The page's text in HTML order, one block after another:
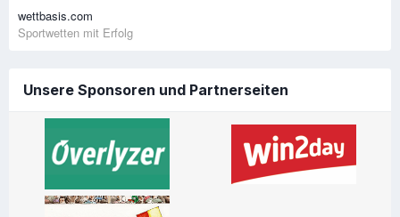
wettbasis.com
Sportwetten mit Erfolg
Unsere Sponsoren und Partnerseiten